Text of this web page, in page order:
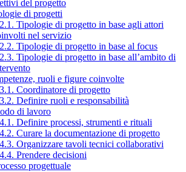
del progetto
di progetti
Tipologie di progetto in base agli attori
nel servizio
Tipologie di progetto in base al focus
Tipologie di progetto in base all’ambito di
ruoli e figure coinvolte
Coordinatore di progetto
Definire ruoli e responsabilità
di lavoro
Definire processi, strumenti e rituali
Curare la documentazione di progetto
Organizzare tavoli tecnici collaborativi
Prendere decisioni
progettuale